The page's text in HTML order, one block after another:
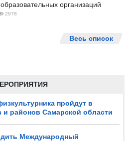
пройдут в
районов Самарской области
Международный
организаций
2978
Весь список